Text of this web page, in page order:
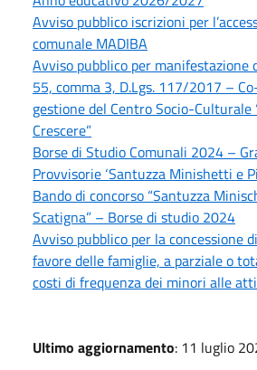
Avviso pubblico iscrizioni per
comunale MADIBA
Avviso pubblico per manifestazione
55, comma 3, D.Lgs. 117/2017 –
gestione del Centro Socio-Culturale
Crescere”
Borse di Studio Comunali 2024 –
Provvisorie ‘Santuzza Minishetti e
Bando di concorso “Santuzza
Scatigna” – Borse di studio 2024
Avviso pubblico per la concessione
favore delle famiglie, a parziale o
costi di frequenza dei minori alle
Ultimo aggiornamento: 11 luglio